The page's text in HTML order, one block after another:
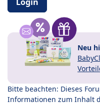
Neu
Bitte beachten: Dieses
Informationen zum Inhalt